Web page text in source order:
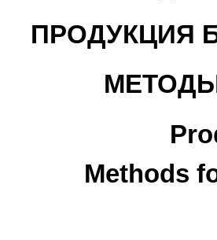
ПРОДУКЦИЯ
Methods